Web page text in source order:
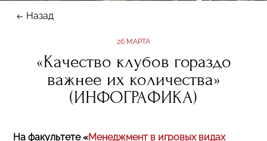
Назад
26 МАРТА
«Качество клубов гораздо
важнее их количества»
(ИНФОГРАФИКА)
На факультете «Менеджмент в игровых видах